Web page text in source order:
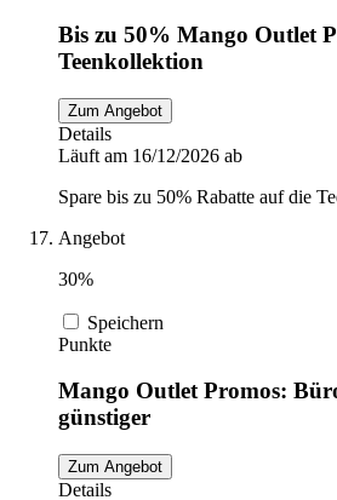
Bis zu 50% Mango Outlet
Teenkollektion
Zum Angebot
Details
Läuft am 16/12/2026 ab
Spare bis zu 50% Rabatte auf die
Angebot
30%
Speichern
Punkte
Mango Outlet Promos:
günstiger
Zum Angebot
Details